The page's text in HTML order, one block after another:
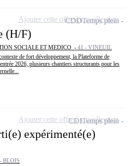
(H/F)
SOCIALE ET MEDICO - 41 - VINEUIL
de fort développement, la Plateforme de
2026, plusieurs chantiers structurants pour les
CDDTemps plein
Ajouter cette offre à ma sélection
expérimenté(e)
BLOIS
CDITemps plein
Ajouter cette offre à ma sélection